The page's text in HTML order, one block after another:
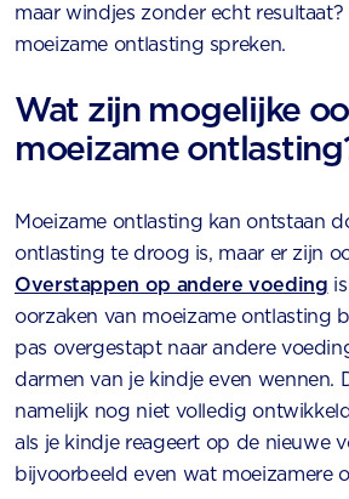
maar windjes zonder echt
moeizame ontlasting spreken.
Wat zijn mogelijke
moeizame
Moeizame ontlasting kan ontstaan
ontlasting te droog is, maar er zijn
Overstappen op andere voeding
oorzaken van moeizame ontlasting
pas overgestapt naar andere
darmen van je kindje even wennen.
namelijk nog niet volledig
als je kindje reageert op de nieuwe
bijvoorbeeld even wat moeizamere